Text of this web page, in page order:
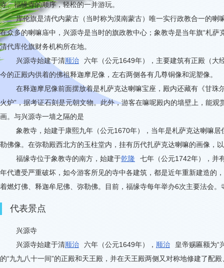
寺、福缘寺的顺序，轻松的一并游玩。
库伦旗是清代内蒙古（当时称为漠南蒙古）唯一实行政教合一的喇
在众多的喇嘛庙中，兴源寺是当时的旗政教中心；象教寺是当年旗“札
清代库伦旗财务机构所在地。
兴源寺始建于清顺治 六年（公元1649年），主要建筑有正殿（大
今的正殿内供着的佛祖释迦摩尼像，左右两侧各有几尊铜像和泥塑像。
在释迦摩尼像前面摆放着是札萨克达喇嘛宝座，殿内还藏有《甘
火炉”，据考证石刻是元朝文物。此外，游客在嘛呢殿内的墙壁上，能
画。与兴源寺一墙之隔的是
象教寺，始建于康熙九年（公元1670年），当年是札萨克达喇嘛
勒佛像。在弥勒殿西北方的玉柱堂内，挂有历代扎萨克达喇嘛的画像，
福缘寺位于象教寺的南方，始建于乾隆 七年（公元1742年），并
年代遭受严重破坏，如今游客所见的寺中各建筑，都是近年重新建造的
着燃灯佛、释迦牟尼佛、弥勒佛。目前，福缘寺每年举办6次主要法会。
代表景点
兴源寺
兴源寺始建于清顺治 六年（公元1649年）， 顺治 皇帝赐匾额为“
的“九九八十一间”的正殿和天王殿，并在天王殿两侧又对称地修建了配